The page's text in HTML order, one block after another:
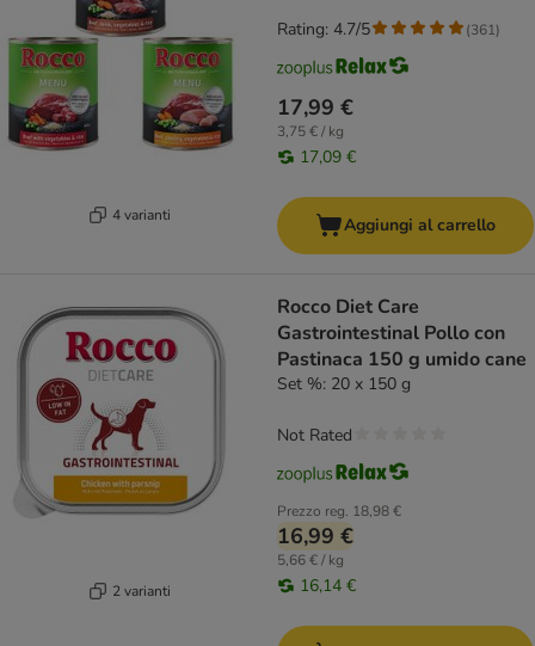
4 varianti
Riso
17,99 €
3,75 € / kg
17,09 €
Rating: 4.7/5 (361)
Aggiungi al carrello
2 varianti
Rocco Diet Care
Gastrointestinal Pollo con
Pastinaca 150 g umido cane
Set %: 20 x 150 g
Prezzo reg. 18,98 €
16,99 €
5,66 € / kg
16,14 €
Not Rated